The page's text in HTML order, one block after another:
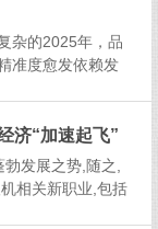
杂的2025年，品
准度愈发依赖发
过权威背书强化
品牌寻求全球化
发稿伙伴已成为
济“加速起飞”
发展之势,随之,
相关新职业,包括